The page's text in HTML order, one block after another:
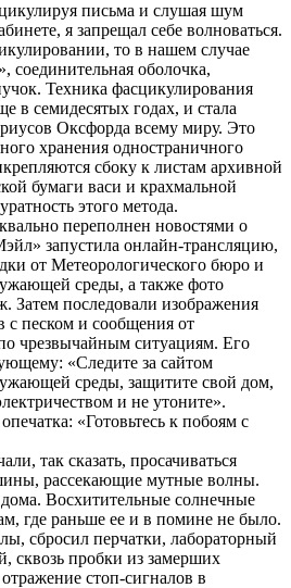
письма и слушая шум
я запрещал себе волноваться.
то в нашем случае
соединительная оболочка,
Техника фасцикулирования
в семидесятых годах, и стала
Оксфорда всему миру. Это
хранения одностраничного
сбоку к листам архивной
бумаги васи и крахмальной
этого метода.
переполнен новостями о
запустила онлайн-трансляцию,
от Метеорологического бюро и
среды, а также фото
Затем последовали изображения
с песком и сообщения от
чрезвычайным ситуациям. Его
«Следите за сайтом
среды, защитите свой дом,
и не утоните».
«Готовьтесь к побоям с
так сказать, просачиваться
рассекающие мутные волны.
Восхитительные солнечные
где раньше ее и в помине не было.
сбросил перчатки, лабораторный
сквозь пробки из замерших
стоп-сигналов в